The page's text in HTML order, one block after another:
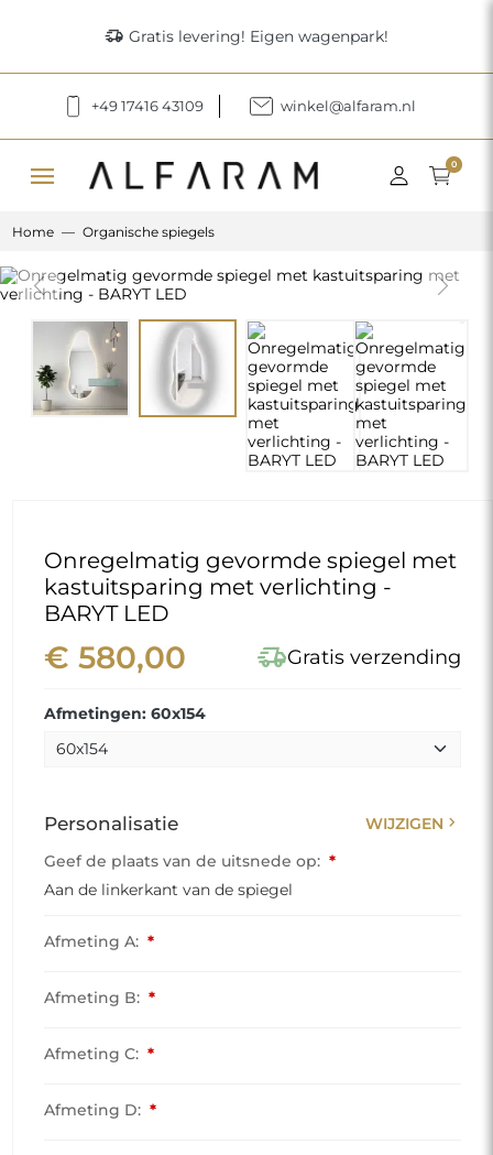
delivery_truck_speed Gratis levering! Eigen wagenpark!
+49 17416 43109 winkel@alfaram.nl
menu 0
Home Organische spiegels
Previous Next
Onregelmatig gevormde spiegel met
kastuitsparing met verlichting -
BARYT LED
€ 580,00 delivery_truck_speedGratis verzending
Afmetingen: 60x154
Personalisatie WIJZIGEN chevron_right
Geef de plaats van de uitsnede op: *
Aan de linkerkant van de spiegel
Afmeting A: *
Afmeting B: *
Afmeting C: *
Afmeting D: *